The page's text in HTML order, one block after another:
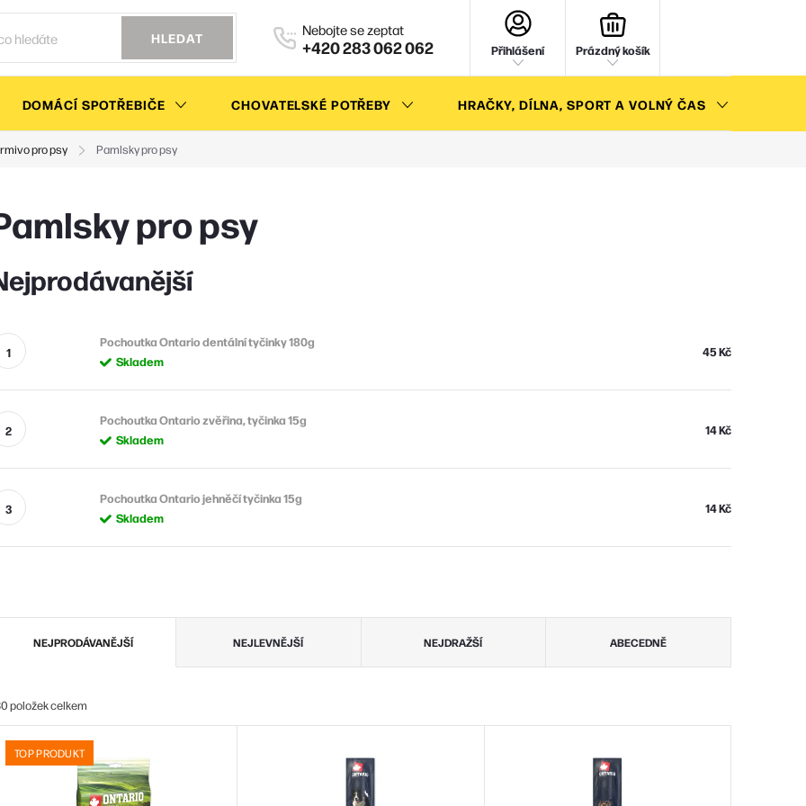
HLEDAT +420 283 062 062 Přihlášení Prázdný košík
DOMÁCÍ SPOTŘEBIČE CHOVATELSKÉ POTŘEBY HRAČKY, DÍLNA, SPORT A VOLNÝ ČAS
pro psy Pamlsky pro psy
pro psy
Pochoutka Ontario dentální tyčinky 180g
Skladem
45 Kč
Pochoutka Ontario zvěřina, tyčinka 15g
Skladem
14 Kč
Pochoutka Ontario jehněčí tyčinka 15g
Skladem
14 Kč
NEJPRODÁVANĚJŠÍ NEJLEVNĚJŠÍ NEJDRAŽŠÍ ABECEDNĚ
položek celkem
TOP PRODUKT